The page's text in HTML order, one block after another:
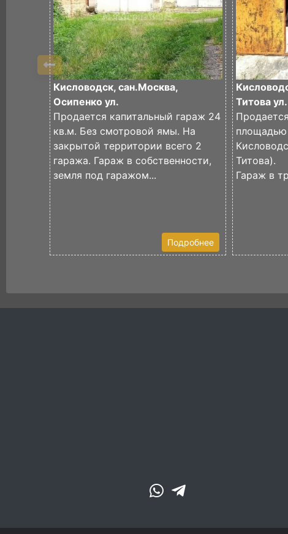
Кисловодск, сан.Москва,
Осипенко ул.
Продается капитальный гараж 24
кв.м. Без смотровой ямы. На
закрытой территории всего 2
гаража. Гараж в собственности,
земля под гаражом...
Подробнее
Титова ул.
Титова).
Гараж в